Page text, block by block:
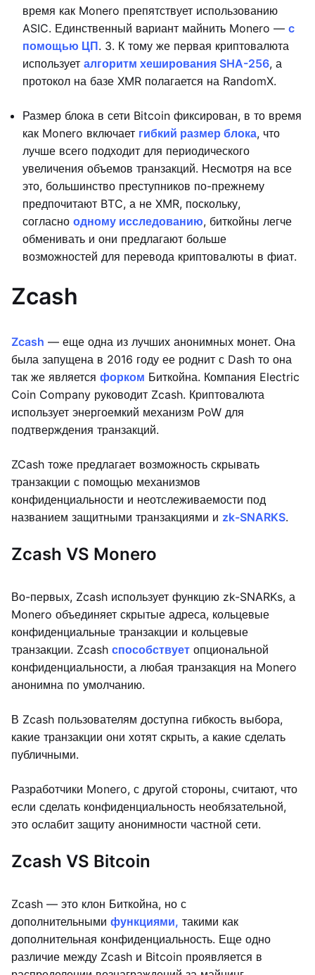
время как Monero препятствует использованию
ASIC. Единственный вариант майнить Monero — c
помощью ЦП. 3. К тому же первая криптовалюта
использует алгоритм хеширования SHA-256, а
протокол на базе XMR полагается на RandomX.
Размер блока в сети Bitcoin фиксирован, в то время
как Monero включает гибкий размер блока, что
лучше всего подходит для периодического
увеличения объемов транзакций. Несмотря на все
это, большинство преступников по-прежнему
предпочитают BTC, а не XMR, поскольку,
согласно одному исследованию, биткойны легче
обменивать и они предлагают больше
возможностей для перевода криптовалюты в фиат.
Zcash
Zcash — еще одна из лучших анонимных монет. Она
была запущена в 2016 году ее роднит с Dash то она
так же является форком Биткойна. Компания Electric
Coin Company руководит Zcash. Криптовалюта
использует энергоемкий механизм PoW для
подтверждения транзакций.
ZCash тоже предлагает возможность скрывать
транзакции с помощью механизмов
конфиденциальности и неотслеживаемости под
названием защитными транзакциями и zk-SNARKS.
Zcash VS Monero
Во-первых, Zcash использует функцию zk-SNARKs, а
Monero объединяет скрытые адреса, кольцевые
конфиденциальные транзакции и кольцевые
транзакции. Zcash способствует опциональной
конфиденциальности, а любая транзакция на Monero
анонимна по умолчанию.
В Zcash пользователям доступна гибкость выбора,
какие транзакции они хотят скрыть, а какие сделать
публичными.
Разработчики Monero, с другой стороны, считают, что
если сделать конфиденциальность необязательной,
это ослабит защиту анонимности частной сети.
Zcash VS Bitcoin
Zcash — это клон Биткойна, но с
дополнительными функциями, такими как
дополнительная конфиденциальность. Еще одно
различие между Zcash и Bitcoin проявляется в